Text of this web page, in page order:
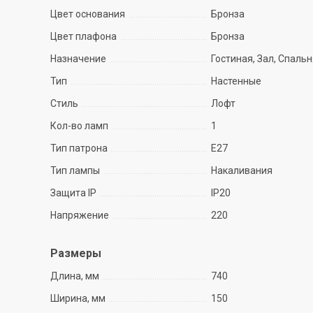
Цвет основания
Бронза
Цвет плафона
Бронза
Назначение
Гостиная, Зал,
Тип
Настенные
Стиль
Лофт
Кол-во ламп
1
Тип патрона
E27
Тип лампы
Накаливания
Защита IP
IP20
Напряжение
220
Размеры
Длина, мм
740
Ширина, мм
150